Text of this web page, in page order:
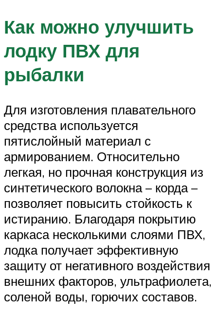
Как можно улучшить
лодку ПВХ для
рыбалки
Для изготовления плавательного
средства используется
пятислойный материал с
армированием. Относительно
легкая, но прочная конструкция из
синтетического волокна – корда –
позволяет повысить стойкость к
истиранию. Благодаря покрытию
каркаса несколькими слоями ПВХ,
лодка получает эффективную
защиту от негативного воздействия
внешних факторов, ультрафиолета,
соленой воды, горючих составов.